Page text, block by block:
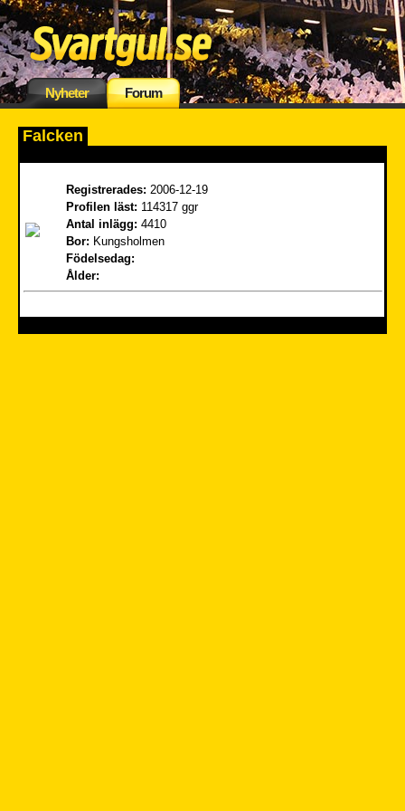
Nyheter Forum
Falcken
Registrerades: 2006-12-19
Profilen läst: 114317 ggr
Antal inlägg: 4410
Bor: Kungsholmen
Födelsedag:
Ålder: